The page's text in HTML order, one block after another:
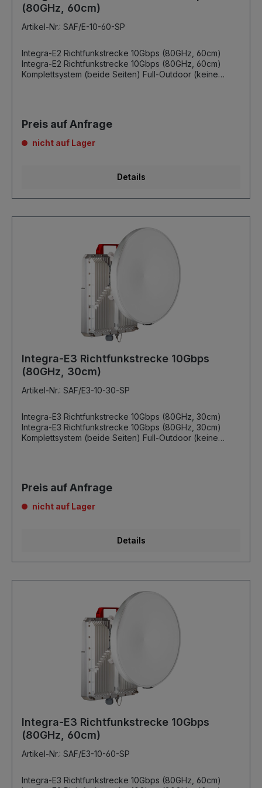
(80GHz, 60cm)
Artikel-Nr.: SAF/E-10-60-SP
Integra-E2 Richtfunkstrecke 10Gbps (80GHz, 60cm)
Integra-E2 Richtfunkstrecke 10Gbps (80GHz, 60cm)
Komplettsystem (beide Seiten) Full-Outdoor (keine
2000MHz 60cm Antenne inkl. Masthalterung inkl. SAF
PoE Injector und Netzteil inkl. 5 Jahre Garantie auf die
Outdoor-Unit ohne SFP Module, Netzwerkkabel und
Preis auf Anfrage
nicht auf Lager
Details
Integra-E3 Richtfunkstrecke 10Gbps
(80GHz, 30cm)
Artikel-Nr.: SAF/E3-10-30-SP
Integra-E3 Richtfunkstrecke 10Gbps (80GHz, 30cm)
Integra-E3 Richtfunkstrecke 10Gbps (80GHz, 30cm)
Komplettsystem (beide Seiten) Full-Outdoor (keine
2000MHz AES256 Encryption 30cm Antenne inkl.
Masthalterung inkl. SAF PoE Injector und Netzteil inkl. 5
Jahre Garantie auf die Outdoor-Unit ohne SFP Module,
Preis auf Anfrage
nicht auf Lager
Details
Integra-E3 Richtfunkstrecke 10Gbps
(80GHz, 60cm)
Artikel-Nr.: SAF/E3-10-60-SP
Integra-E3 Richtfunkstrecke 10Gbps (80GHz, 60cm)